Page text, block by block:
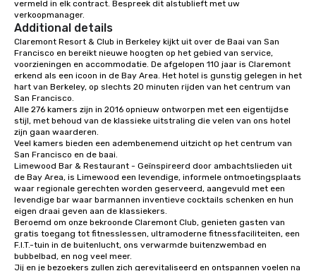
entertainment, and virtual team
connections. We handle everything
from ingredient sourcing to
instruction, making your event
planning seamless.
vermeld in elk contract. Bespreek dit alstublieft met uw
verkoopmanager.
Additional details
Claremont Resort & Club in Berkeley kijkt uit over de Baai van San
Francisco en bereikt nieuwe hoogten op het gebied van service,
voorzieningen en accommodatie. De afgelopen 110 jaar is Claremont
erkend als een icoon in de Bay Area. Het hotel is gunstig gelegen in het
hart van Berkeley, op slechts 20 minuten rijden van het centrum van
San Francisco.
Alle 276 kamers zijn in 2016 opnieuw ontworpen met een eigentijdse
stijl, met behoud van de klassieke uitstraling die velen van ons hotel
zijn gaan waarderen.
Veel kamers bieden een adembenemend uitzicht op het centrum van
San Francisco en de baai.
Limewood Bar & Restaurant - Geïnspireerd door ambachtslieden uit
de Bay Area, is Limewood een levendige, informele ontmoetingsplaats
waar regionale gerechten worden geserveerd, aangevuld met een
levendige bar waar barmannen inventieve cocktails schenken en hun
eigen draai geven aan de klassiekers.
Beroemd om onze bekroonde Claremont Club, genieten gasten van
gratis toegang tot fitnesslessen, ultramoderne fitnessfaciliteiten, een
F.I.T.-tuin in de buitenlucht, ons verwarmde buitenzwembad en
bubbelbad, en nog veel meer.
Jij en je bezoekers zullen zich gerevitaliseerd en ontspannen voelen na